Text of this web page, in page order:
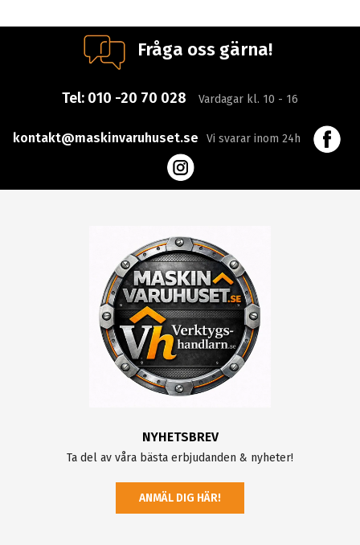
Fråga oss gärna!
Tel: 010 -20 70 028 Vardagar kl. 10 - 16
kontakt@maskinvaruhuset.se Vi svarar inom 24h
NYHETSBREV
Ta del av våra bästa erbjudanden & nyheter!
ANMÄL DIG HÄR!